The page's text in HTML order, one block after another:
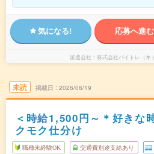
気になる! 応募へ進む
派遣会社 株式会社バイトレ（キ
未読 掲載日 2026/06/19
＜時給1,500円～＊好きな
クモク仕分け
職種未経験OK 交通費別途支給あり